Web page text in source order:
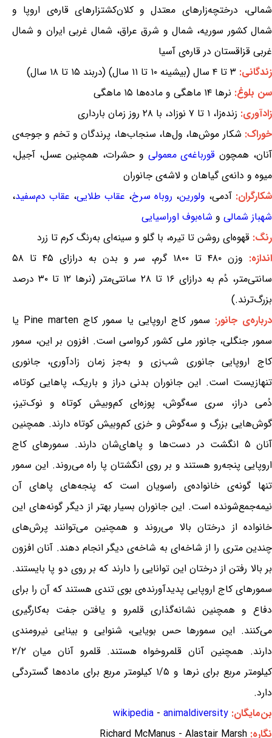
شمالی، درختچه‌زارهای معتدل و کلان‌کشتزارهای قاره‌ی اروپا و
شمال کشور سوریه، شمال و شرق عراق، شمال غربی ایران و شمال
غربی قزاقستان در قاره‌ی آسیا
زندگانی: ۳ تا ۴ سال (بیشینه ۱۰ تا ۱۱ سال) (دربند ۱۵ تا ۱۸ سال)
سن بلوغ: نرها ۱۴ ماهگی و ماده‌ها ۱۵ ماهگی
زادآوری: زنده‌زا، ۱ تا ۷ نوزاد، با ۲۸ روز زمان بارداری
خوراک: شکار موش‌ها، ول‌ها، سنجاب‌ها، پرندگان و تخم و جوجه‌ی
آنان، همچون قورباغه‌ی معمولی و حشرات، همچنین عسل، آجیل،
میوه و دانه‌ی گیاهان و لاشه‌ی جانوران
شکارگران: آدمی، ولورین، روباه سرخ، عقاب طلایی، عقاب دم‌سفید،
شهباز شمالی و شاه‌بوف اوراسیایی
رنگ: قهوه‌ای روشن تا تیره، با گلو و سینه‌ای به‌رنگ کرم تا زرد
اندازه:
وزن ۴۸۰ تا ۱۸۰۰ گرم، سر و بدن به درازای ۴۵ تا ۵۸
سانتی‌متر، دُم به درازای ۱۶ تا ۲۸ سانتی‌متر (نرها ۱۲ تا ۳۰ درصد
بزرگ‌ترند.)
درباره‌ی جانور:
سمور کاج اروپایی یا سمور کاج Pine marten یا
سمور جنگلی، جانور ملی کشور کرواسی است. افزون بر این، سمور
کاج اروپایی جانوری شب‌زی و به‌جز زمان زادآوری، جانوری
تنهازیست است. این جانوران بدنی دراز و باریک، پاهایی کوتاه،
دُمی دراز، سری سه‌گوش، پوزه‌ای کم‌وبیش کوتاه و نوک‌تیز،
گوش‌هایی بزرگ و سه‌گوش و خزی کم‌وبیش کوتاه دارند. همچنین
آنان ۵ انگشت در دست‌ها و پاهای‌شان دارند. سمورهای کاج
اروپایی پنجه‌رو هستند و بر روی انگشتان پا راه می‌روند. این سمور
تنها گونه‌ی خانواده‌ی راسویان است که پنجه‌های پاهای آن
نیمه‌جمع‌شونده است. این جانوران بسیار بهتر از دیگر گونه‌های این
خانواده از درختان بالا می‌روند و همچنین می‌توانند پرش‌های
چندین متری را از شاخه‌ای به شاخه‌ی دیگر انجام دهند. آنان افزون
بر بالا رفتن از درختان این توانایی را دارند که بر روی دو پا بایستند.
سمورهای کاج اروپایی پدیدآورنده‌ی بوی تندی هستند که آن را برای
دفاع و همچنین نشانه‌گذاری قلمرو و یافتن جفت به‌کارگیری
می‌کنند. این سمورها حس بویایی، شنوایی و بینایی نیرومندی
دارند. همچنین آنان قلمروخواه هستند. قلمرو آنان میان ۲/۲
کیلومتر مربع برای نرها و ۱/۵ کیلومتر مربع برای ماده‌ها گستردگی
دارد.
بن‌مایگان:
wikipedia - animaldiversity
نگاره: Richard McManus - Alastair Marsh